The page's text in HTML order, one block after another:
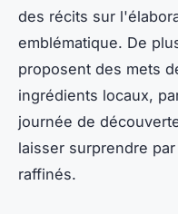
des récits sur
emblématique. De
proposent des mets
ingrédients locaux,
journée de
laisser surprendre
raffinés.